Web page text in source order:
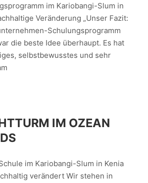
im Kariobangi-Slum in
Veränderung „Unser Fazit:
Schulungsprogramm
die beste Idee überhaupt. Es hat
selbstbewusstes und sehr
IM OZEAN
im Kariobangi-Slum in Kenia
verändert Wir stehen in